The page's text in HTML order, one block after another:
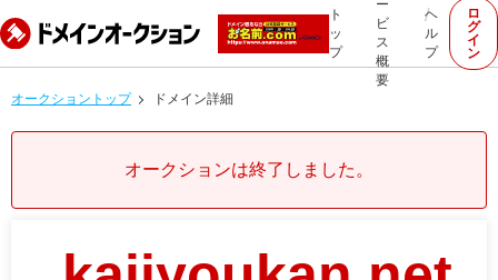
ト
ッ
プ
ー
ビ
ス
概
要
ヘ
ル
プ
ロ
グ
イ
ン
オークショントップ ドメイン詳細
オークションは終了しました。